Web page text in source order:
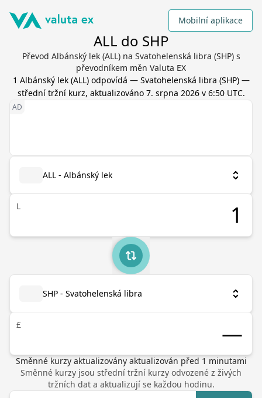
Mobilní aplikace
ALL do SHP
Převod Albánský lek (ALL) na Svatohelenská libra (SHP) s
převodníkem měn Valuta EX
1 Albánský lek(ALL) odpovídá — Svatohelenská libra (SHP) —
střední tržní kurz, aktualizováno 7. srpna 2026 v 6:50 UTC.
ALL - Albánský lek
L
SHP - Svatohelenská libra
£
Směnné kurzy aktualizovány aktualizován před 1 minutami
Směnné kurzy jsou střední tržní kurzy odvozené z živých
tržních dat a aktualizují se každou hodinu.